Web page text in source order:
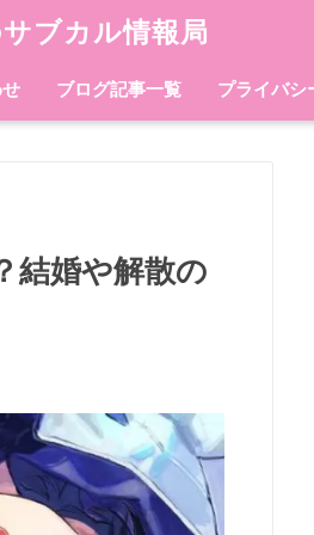
ブカル情報局
ブログ記事一覧 プライバシ
結婚や解散の